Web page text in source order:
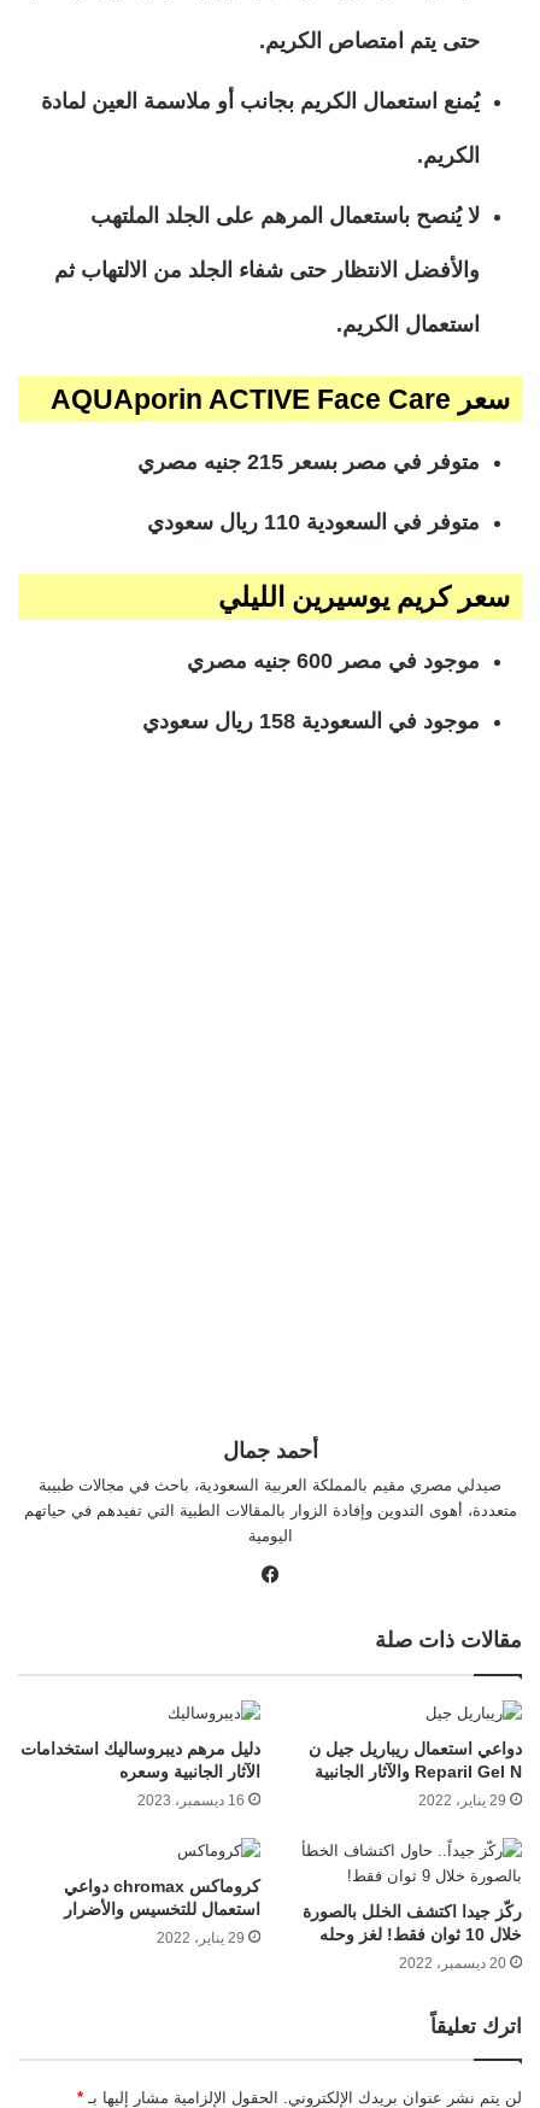
حتى يتم امتصاص الكريم.
يُمنع استعمال الكريم بجانب أو ملاسمة العين لمادة
الكريم.
لا يُنصح باستعمال المرهم على الجلد الملتهب
والأفضل الانتظار حتى شفاء الجلد من الالتهاب ثم
استعمال الكريم.
سعر AQUAporin ACTIVE Face Care
متوفر في مصر بسعر 215 جنيه مصري
متوفر في السعودية 110 ريال سعودي
سعر كريم يوسيرين الليلي
موجود في مصر 600 جنيه مصري
موجود في السعودية 158 ريال سعودي
أحمد جمال
صيدلي مصري مقيم بالمملكة العربية السعودية، باحث في مجالات طبيبة
متعددة، أهوى التدوين وإفادة الزوار بالمقالات الطبية التي تفيدهم في حياتهم
اليومية
مقالات ذات صلة
دواعي استعمال ريباريل جيل ن
Reparil Gel N والآثار الجانبية
29 يناير، 2022
دليل مرهم ديبروساليك استخدامات
الآثار الجانبية وسعره
16 ديسمبر، 2023
ركّز جيدا اكتشف الخلل بالصورة
خلال 10 ثوان فقط! لغز وحله
20 ديسمبر، 2022
كروماكس chromax دواعي
استعمال للتخسيس والأضرار
29 يناير، 2022
اترك تعليقاً
لن يتم نشر عنوان بريدك الإلكتروني. الحقول الإلزامية مشار إليها بـ *